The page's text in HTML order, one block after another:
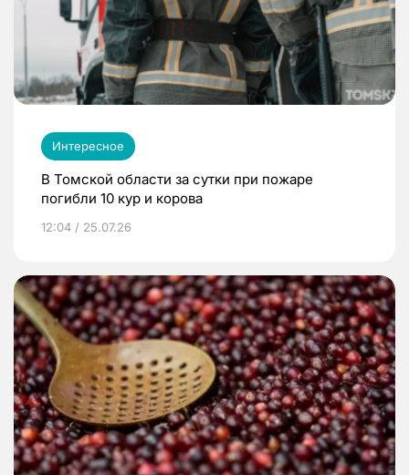
Интересное
В Томской области за сутки при пожаре
погибли 10 кур и корова
12:04 / 25.07.26